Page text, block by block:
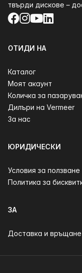
твърди дискове –
Facebook
Instagram
YouTube
LinkedIn
ОТИДИ НА
Каталог
Моят акаунт
Количка за
Дилъри на Vermeer
За нас
ЮРИДИЧЕСКИ
Условия за ползване
Политика за
ЗА
Доставка и връщане